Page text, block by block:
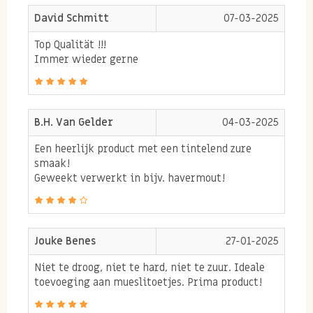
Inca bessen en de
stofwisseling
Incan berries bevatten veel van het mineraal fosfor
dat belangrijk is bij de regulering van onze
stofwisseling. Daarnaast draagt fosfor ook bij aan een
normale werking van onze celmembranen. De
vitamine A en B in de incabessen versterken het
effect van deze processen. Voor sporters is het juist
belangrijk de energiestofwisseling en onze cellen in
energie naar onze cellen wordt vervoerd en verbruikt,
hoe meer wij uit lichamelijke prestaties kunnen
halen.
David Schmitt
07-03-2025
Top Qualität !!!
Immer wieder gerne
B.H. Van Gelder
04-03-2025
Een heerlijk product met een tintelend zure
smaak!
Geweekt verwerkt in bijv. havermout!
Jouke Benes
27-01-2025
Niet te droog, niet te hard, niet te zuur. Ideale
toevoeging aan mueslitoetjes. Prima product!